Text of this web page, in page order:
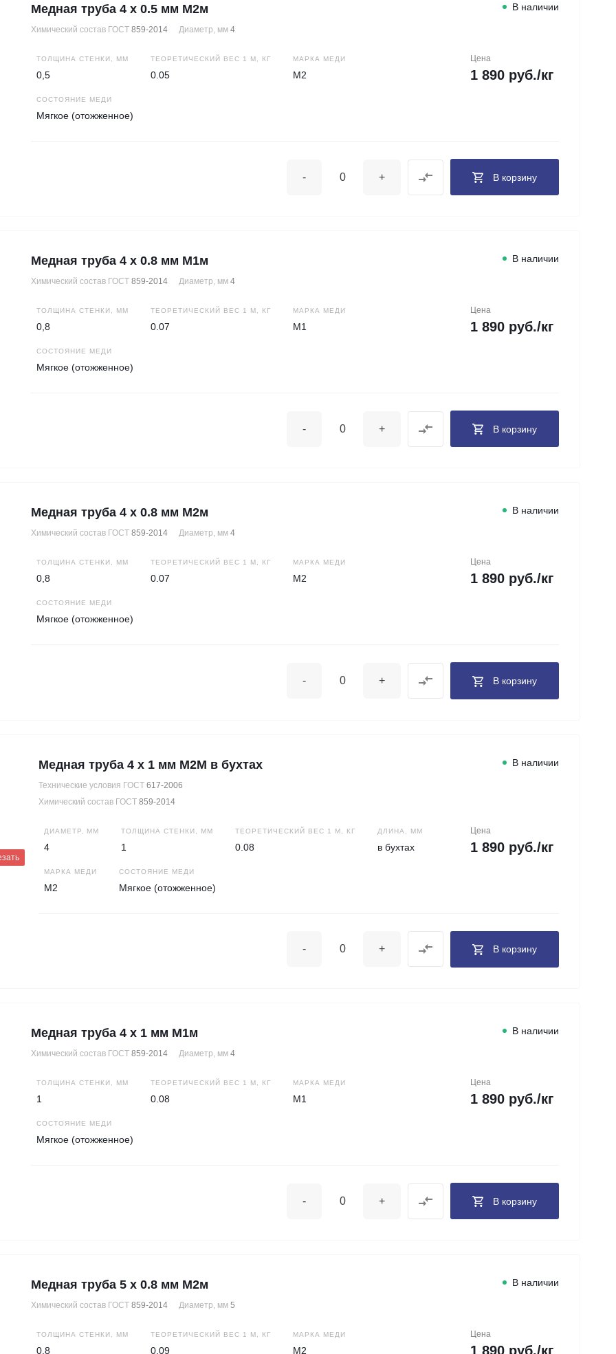
Медная труба 4 х 0.5 мм М2м
Химический состав ГОСТ 859-2014 Диаметр, мм 4
В наличии
ТОЛЩИНА СТЕНКИ, ММ
0,5
ТЕОРЕТИЧЕСКИЙ ВЕС 1 М, КГ
0.05
МАРКА МЕДИ
М2
СОСТОЯНИЕ МЕДИ
Мягкое (отожженное)
Цена
1 890 руб./кг
- + В корзину
Медная труба 4 х 0.8 мм М1м
Химический состав ГОСТ 859-2014 Диаметр, мм 4
В наличии
ТОЛЩИНА СТЕНКИ, ММ
0,8
ТЕОРЕТИЧЕСКИЙ ВЕС 1 М, КГ
0.07
МАРКА МЕДИ
М1
СОСТОЯНИЕ МЕДИ
Мягкое (отожженное)
Цена
1 890 руб./кг
- + В корзину
Медная труба 4 х 0.8 мм М2м
Химический состав ГОСТ 859-2014 Диаметр, мм 4
В наличии
ТОЛЩИНА СТЕНКИ, ММ
0,8
ТЕОРЕТИЧЕСКИЙ ВЕС 1 М, КГ
0.07
МАРКА МЕДИ
М2
СОСТОЯНИЕ МЕДИ
Мягкое (отожженное)
Цена
1 890 руб./кг
- + В корзину
Медная труба 4 х 1 мм М2М в бухтах
Технические условия ГОСТ 617-2006
Химический состав ГОСТ 859-2014
В наличии
ДИАМЕТР, ММ
4
ТОЛЩИНА СТЕНКИ, ММ
1
ТЕОРЕТИЧЕСКИЙ ВЕС 1 М, КГ
0.08
ДЛИНА, ММ
в бухтах
МАРКА МЕДИ
М2
СОСТОЯНИЕ МЕДИ
Мягкое (отожженное)
Цена
1 890 руб./кг
- + В корзину
Медная труба 4 х 1 мм М1м
Химический состав ГОСТ 859-2014 Диаметр, мм 4
В наличии
ТОЛЩИНА СТЕНКИ, ММ
1
ТЕОРЕТИЧЕСКИЙ ВЕС 1 М, КГ
0.08
МАРКА МЕДИ
М1
СОСТОЯНИЕ МЕДИ
Мягкое (отожженное)
Цена
1 890 руб./кг
- + В корзину
Медная труба 5 х 0.8 мм М2м
Химический состав ГОСТ 859-2014 Диаметр, мм 5
В наличии
ТОЛЩИНА СТЕНКИ, ММ
0,8
ТЕОРЕТИЧЕСКИЙ ВЕС 1 М, КГ
0.09
МАРКА МЕДИ
М2
Цена
1 890 руб./кг